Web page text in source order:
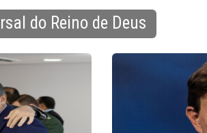
do Reino de Deus